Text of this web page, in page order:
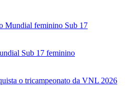
Mundial feminino Sub 17
Sub 17 feminino
o tricampeonato da VNL 2026